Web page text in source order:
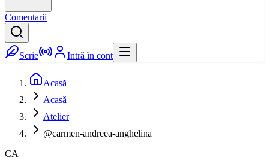
Comentarii
Scrie Intră în cont
Acasă
Acasă
Atelier
@carmen-andreea-anghelina
CA